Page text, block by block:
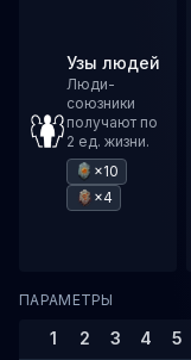
Узы людей
Люди-
союзники
получают по
2 ед. жизни.
×10
×4
ПАРАМЕТРЫ
1 2 3 4 5